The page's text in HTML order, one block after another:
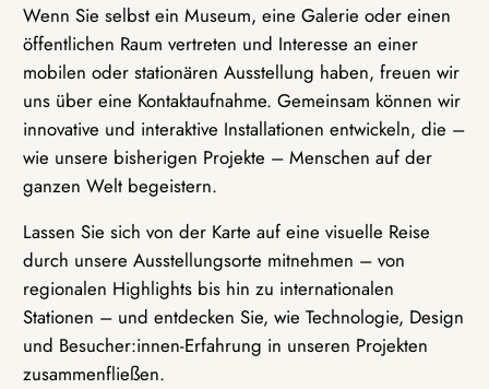
Wenn Sie selbst ein Museum, eine Galerie oder einen
öffentlichen Raum vertreten und Interesse an einer
mobilen oder stationären Ausstellung haben, freuen wir
uns über eine Kontaktaufnahme. Gemeinsam können wir
innovative und interaktive Installationen entwickeln, die –
wie unsere bisherigen Projekte – Menschen auf der
ganzen Welt begeistern.
Lassen Sie sich von der Karte auf eine visuelle Reise
durch unsere Ausstellungsorte mitnehmen – von
regionalen Highlights bis hin zu internationalen
Stationen – und entdecken Sie, wie Technologie, Design
und Besucher:innen-Erfahrung in unseren Projekten
zusammenfließen.